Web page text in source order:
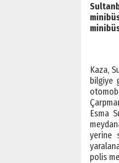
Kaza,
bilgiye
Esma
yerine
polis